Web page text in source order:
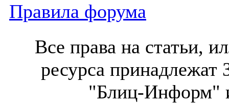
Правила форума
Все права на статьи,
ресурса
"Блиц-Информ"